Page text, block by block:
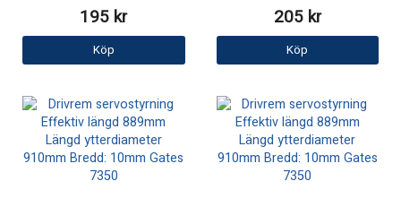
195 kr
Köp
205 kr
Köp